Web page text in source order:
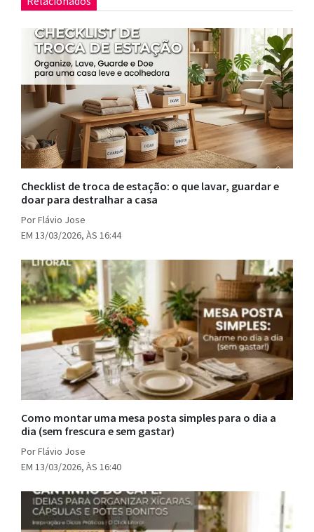
Checklist de troca de estação: o que lavar, guardar e
doar para destralhar a casa
Por Flávio Jose
EM 13/03/2026, ÀS 16:44
Como montar uma mesa posta simples para o dia a
dia (sem frescura e sem gastar)
Por Flávio Jose
EM 13/03/2026, ÀS 16:40